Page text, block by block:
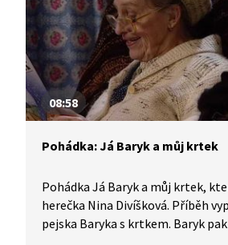
08:58
Pohádka: Já Baryk a můj krtek
Pohádka Já Baryk a můj krtek,
herečka Nina Divíšková. Příběh
pejska Baryka s krtkem. Baryk